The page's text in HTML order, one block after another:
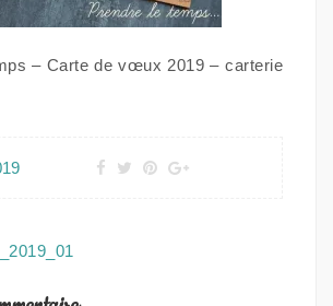
– Carte de vœux 2019 – carterie